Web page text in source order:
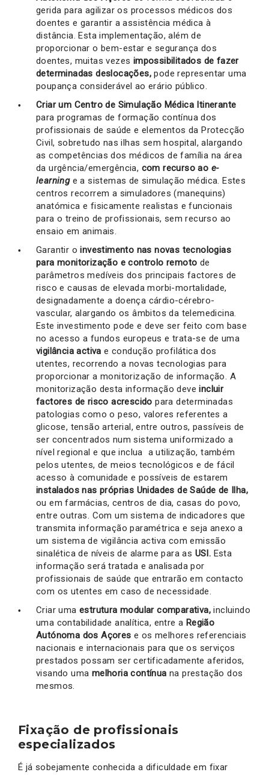
gerida para agilizar os processos médicos dos
doentes e garantir a assistência médica à
distância. Esta implementação, além de
proporcionar o bem-estar e segurança dos
doentes, muitas vezes impossibilitados de fazer
determinadas deslocações, pode representar uma
poupança considerável ao erário público.
Criar um Centro de Simulação Médica Itinerante
para programas de formação contínua dos
profissionais de saúde e elementos da Protecção
Civil, sobretudo nas ilhas sem hospital, alargando
as competências dos médicos de família na área
da urgência/emergência, com recurso ao e-
learninge a sistemas de simulação médica. Estes
centros recorrem a simuladores (manequins)
anatómica e fisicamente realistas e funcionais
para o treino de profissionais, sem recurso ao
ensaio em animais.
Garantir o investimento nas novas tecnologias
para monitorização e controlo remoto de
parâmetros medíveis dos principais factores de
risco e causas de elevada morbi-mortalidade,
designadamente a doença cárdio-cérebro-
vascular, alargando os âmbitos da telemedicina.
Este investimento pode e deve ser feito com base
no acesso a fundos europeus e trata-se de uma
vigilância activae condução profilática dos
utentes, recorrendo a novas tecnologias para
proporcionar a monitorização de informação. A
monitorização desta informação deve incluir
factores de risco acrescidopara determinadas
patologias como o peso, valores referentes a
glicose, tensão arterial, entre outros, passíveis de
ser concentrados num sistema uniformizado a
nível regional e que inclua a utilização, também
pelos utentes, de meios tecnológicos e de fácil
acesso à comunidade e possíveis de estarem
instalados nas próprias Unidades de Saúde de Ilha,
ou em farmácias, centros de dia, casas do povo,
entre outras. Com um sistema de indicadores que
transmita informação paramétrica e seja anexo a
um sistema de vigilância activa com emissão
sinalética de níveis de alarme para as USI. Esta
informação será tratada e analisada por
profissionais de saúde que entrarão em contacto
com os utentes em caso de necessidade.
Criar uma estrutura modular comparativa, incluindo
uma contabilidade analítica, entre a Região
Autónoma dos Açores e os melhores referenciais
nacionais e internacionais para que os serviços
prestados possam ser certificadamente aferidos,
visando uma melhoria contínua na prestação dos
mesmos.
Fixação de profissionais
especializados
É já sobejamente conhecida a dificuldade em fixar